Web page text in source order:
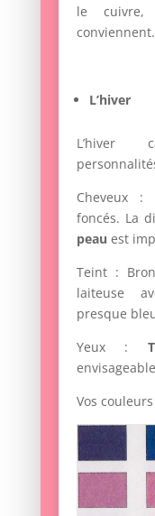
le
conviennent.
L’hiver
L’hiver
Cheveux :
foncés. La
peau est
Teint :
laiteuse
presque
Yeux :
Vos couleurs